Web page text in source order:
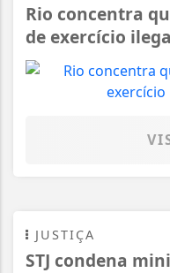
Rio concentra
de exercício
JUSTIÇA
STJ condena